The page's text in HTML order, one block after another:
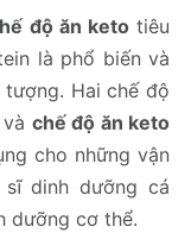
độ ăn ketotiêu
là phổ biến và
Hai chế độ
chế độ ăn keto
cho những vận
dinh dưỡng cá
dưỡng cơ thể.